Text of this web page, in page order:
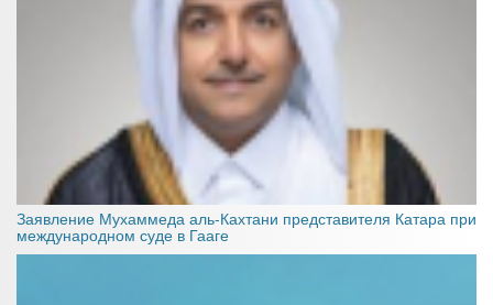
Заявление Мухаммеда аль-Кахтани представителя Катара при
международном суде в Гааге